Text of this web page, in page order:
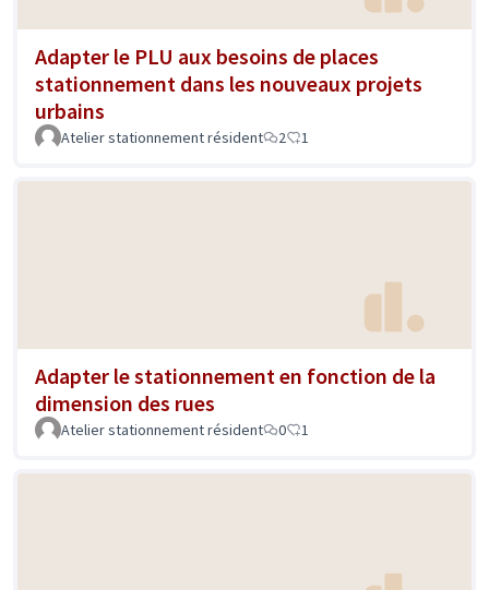
Adapter le PLU aux besoins de places
stationnement dans les nouveaux projets
urbains
Atelier stationnement résident 2 1
Adapter le stationnement en fonction de la
dimension des rues
Atelier stationnement résident 0 1